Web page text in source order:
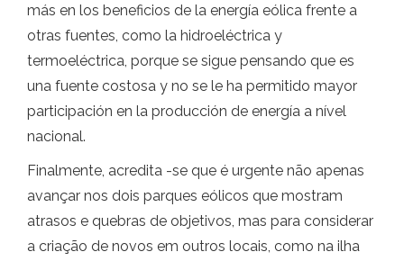
más en los beneficios de la energía eólica frente a
otras fuentes, como la hidroeléctrica y
termoeléctrica, porque se sigue pensando que es
una fuente costosa y no se le ha permitido mayor
participación en la producción de energía a nível
nacional.
Finalmente, acredita -se que é urgente não apenas
avançar nos dois parques eólicos que mostram
atrasos e quebras de objetivos, mas para considerar
a criação de novos em outros locais, como na ilha